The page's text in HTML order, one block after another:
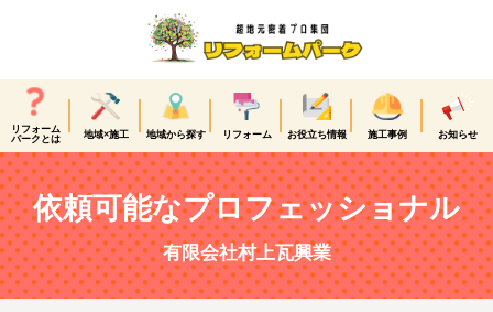
リフォーム
パークとは
地域×施工 地域から探す リフォーム お役立ち情報 施工事例 お知らせ
依頼可能なプロフェッショナル
有限会社村上瓦興業